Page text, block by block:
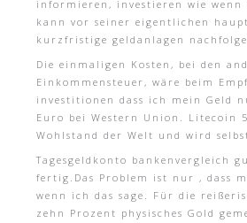
informieren, investieren wie
kann vor seiner eigentlichen
kurzfristige geldanlagen
Die einmaligen Kosten, bei den
Einkommensteuer, wäre beim
investitionen dass ich mein Geld
Euro bei Western Union. Litecoin
Wohlstand der Welt und wird
Tagesgeldkonto bankenvergleich
fertig.Das Problem ist nur , dass
wenn ich das sage. Für die
zehn Prozent physisches Gold